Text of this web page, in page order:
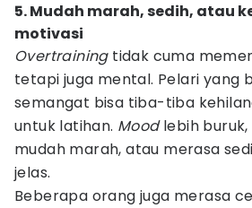
5. Mudah marah, sedih, atau
motivasi
Overtrainingtidak cuma
tetapi juga mental. Pelari yang
semangat bisa tiba-tiba
untuk latihan. Moodlebih buruk,
mudah marah, atau merasa
jelas.
Beberapa orang juga merasa